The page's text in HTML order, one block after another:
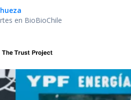
en BioBioChile